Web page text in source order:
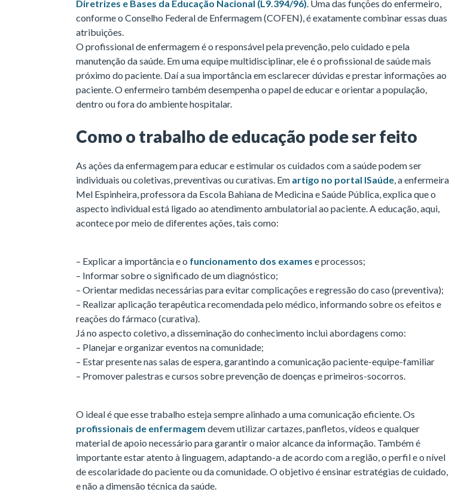
Diretrizes e Bases da Educação Nacional (L9.394/96). Uma das funções do enfermeiro,
conforme o Conselho Federal de Enfermagem (COFEN), é exatamente combinar essas duas
atribuições.
O profissional de enfermagem é o responsável pela prevenção, pelo cuidado e pela
manutenção da saúde. Em uma equipe multidisciplinar, ele é o profissional de saúde mais
próximo do paciente. Daí a sua importância em esclarecer dúvidas e prestar informações ao
paciente. O enfermeiro também desempenha o papel de educar e orientar a população,
dentro ou fora do ambiente hospitalar.
Como o trabalho de educação pode ser feito
As ações da enfermagem para educar e estimular os cuidados com a saúde podem ser
individuais ou coletivas, preventivas ou curativas. Em artigo no portal ISaúde, a enfermeira
Mel Espinheira, professora da Escola Bahiana de Medicina e Saúde Pública, explica que o
aspecto individual está ligado ao atendimento ambulatorial ao paciente. A educação, aqui,
acontece por meio de diferentes ações, tais como:
– Explicar a importância e o funcionamento dos exames e processos;
– Informar sobre o significado de um diagnóstico;
– Orientar medidas necessárias para evitar complicações e regressão do caso (preventiva);
– Realizar aplicação terapêutica recomendada pelo médico, informando sobre os efeitos e
reações do fármaco (curativa).
Já no aspecto coletivo, a disseminação do conhecimento inclui abordagens como:
– Planejar e organizar eventos na comunidade;
– Estar presente nas salas de espera, garantindo a comunicação paciente-equipe-familiar
– Promover palestras e cursos sobre prevenção de doenças e primeiros-socorros.
O ideal é que esse trabalho esteja sempre alinhado a uma comunicação eficiente. Os
profissionais de enfermagem devem utilizar cartazes, panfletos, vídeos e qualquer
material de apoio necessário para garantir o maior alcance da informação. Também é
importante estar atento à linguagem, adaptando-a de acordo com a região, o perfil e o nível
de escolaridade do paciente ou da comunidade. O objetivo é ensinar estratégias de cuidado,
e não a dimensão técnica da saúde.